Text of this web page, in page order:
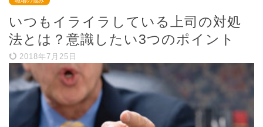
いつもイライラしている上司の対処
法とは？意識したい3つのポイント
2018年7月25日